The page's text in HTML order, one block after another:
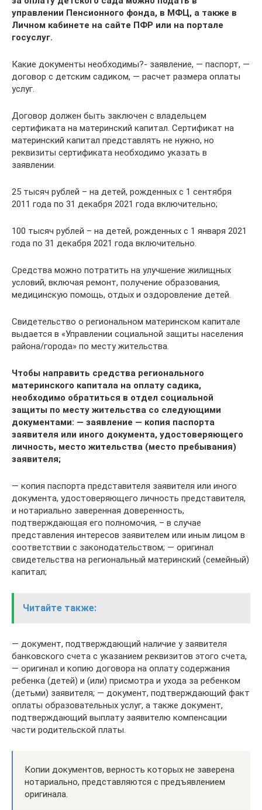
управлении Пенсионного фонда, в МФЦ, а также в
Личном кабинете на сайте ПФР или на портале
госуслуг.
Какие документы необходимы?- заявление, — паспорт, —
договор с детским садиком, — расчет размера оплаты
услуг.
Договор должен быть заключен с владельцем
сертификата на материнский капитал. Сертификат на
материнский капитал представлять не нужно, но
реквизиты сертификата необходимо указать в
заявлении.
25 тысяч рублей – на детей, рожденных с 1 сентября
2011 года по 31 декабря 2021 года включительно;
100 тысяч рублей – на детей, рожденных с 1 января 2021
года по 31 декабря 2021 года включительно.
Средства можно потратить на улучшение жилищных
условий, включая ремонт, получение образования,
медицинскую помощь, отдых и оздоровление детей.
Свидетельство о региональном материнском капитале
выдается в «Управлении социальной защиты населения
района/города» по месту жительства.
Чтобы направить средства регионального
материнского капитала на оплату садика,
необходимо обратиться в отдел социальной
защиты по месту жительства со следующими
документами: — заявление — копия паспорта
заявителя или иного документа, удостоверяющего
личность, место жительства (место пребывания)
заявителя;
— копия паспорта представителя заявителя или иного
документа, удостоверяющего личность представителя,
и нотариально заверенная доверенность,
подтверждающая его полномочия, – в случае
представления интересов заявителем или иным лицом в
соответствии с законодательством; — оригинал
свидетельства на региональный материнский (семейный)
капитал;
Читайте также:
— документ, подтверждающий наличие у заявителя
банковского счета с указанием реквизитов этого счета,
— оригинал и копию договора на оплату содержания
ребенка (детей) и (или) присмотра и ухода за ребенком
(детьми) заявителя; — документ, подтверждающий факт
оплаты образовательных услуг, а также документ,
подтверждающий выплату заявителю компенсации
части родительской платы.
Копии документов, верность которых не заверена
нотариально, представляются с предъявлением
оригинала.